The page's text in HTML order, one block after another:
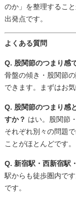
のか」を整理するこ
出発点です。
よくある質問
Q. 股関節のつまり感
骨盤の傾き・股関節
できます。まずはお
Q. 股関節のつまり感
すか？ はい。股関節
それぞれ別々の問題
ことがほとんどです。
Q. 新宿駅・西新宿駅
駅からも徒歩圏内で
です。